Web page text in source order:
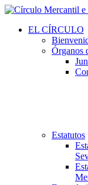
EL CÍRCULO
Órganos
Estatutos